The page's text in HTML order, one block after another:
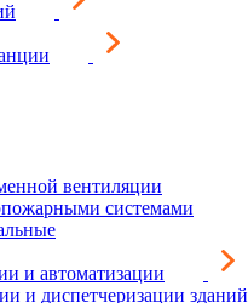
вентиляции
системами
и автоматизации
и диспетчеризации зданий